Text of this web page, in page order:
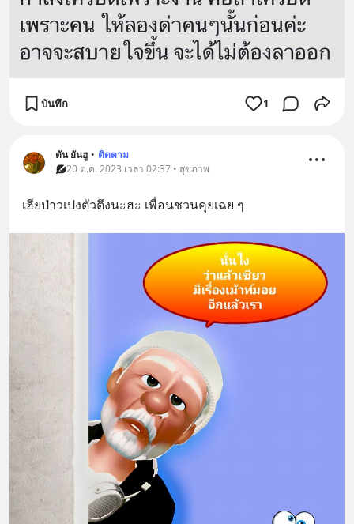
บันทึก 1
ตัน ยันฮู • ติดตาม
20 ต.ค. 2023 เวลา 02:37 • สุขภาพ
เฮียป่าวเปงตัวตึงนะฮะ เพื่อนชวนคุยเฉย ๆ